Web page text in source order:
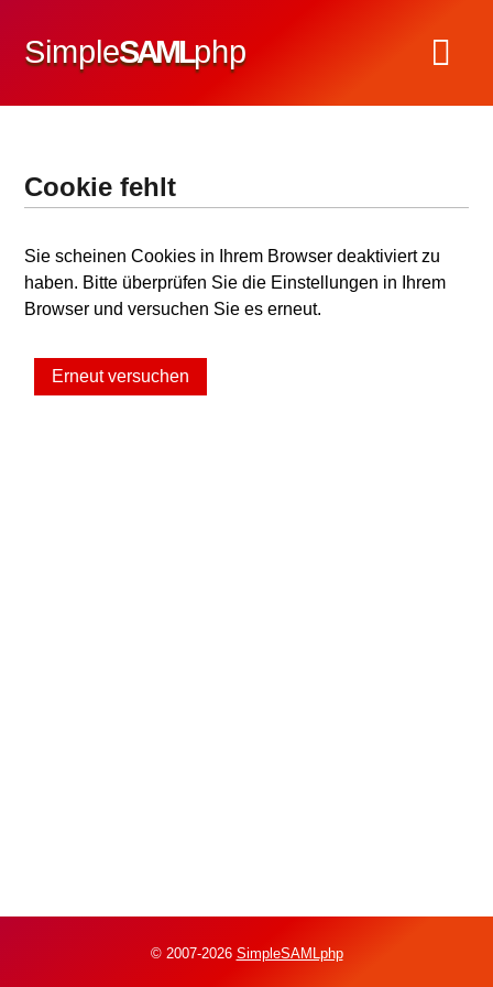
SimpleSAMLphp
Cookie fehlt
Sie scheinen Cookies in Ihrem Browser deaktiviert zu
haben. Bitte überprüfen Sie die Einstellungen in Ihrem
Browser und versuchen Sie es erneut.
Erneut versuchen
© 2007-2026 SimpleSAMLphp